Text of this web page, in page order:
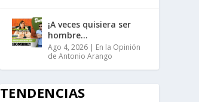
¡A veces quisiera ser
hombre…
Ago 4, 2026| En la Opinión
de Antonio Arango
TENDENCIAS